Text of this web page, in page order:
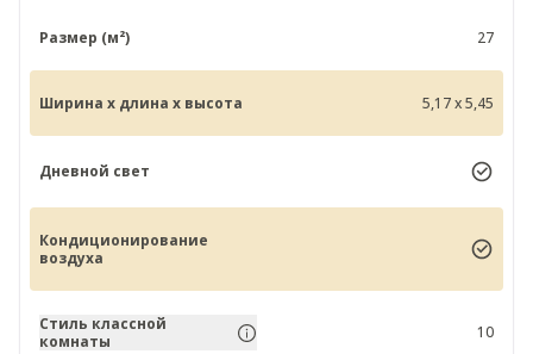
Размер (м²) 27
Ширина x длина x высота 5,17 x 5,45
Дневной свет
Кондиционирование
воздуха
Стиль классной
комнаты
10